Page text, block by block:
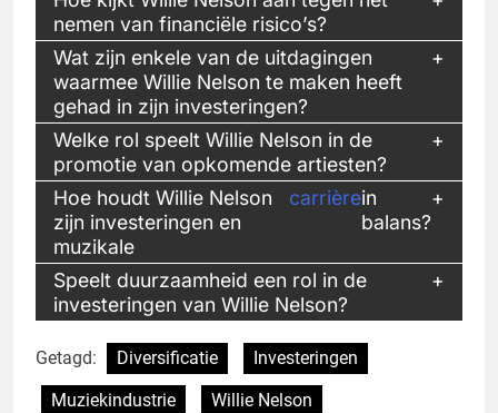
nemen van financiële risico’s?
Wat zijn enkele van de uitdagingen
waarmee Willie Nelson te maken heeft
gehad in zijn investeringen?
Welke rol speelt Willie Nelson in de
promotie van opkomende artiesten?
Hoe houdt Willie Nelson
zijn investeringen en
muzikale
carrièrein
balans?
Speelt duurzaamheid een rol in de
investeringen van Willie Nelson?
Getagd: Diversificatie
Investeringen
Muziekindustrie
Willie Nelson